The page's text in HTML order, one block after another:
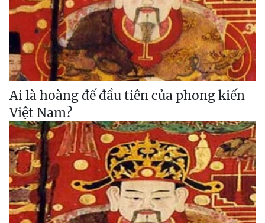
Ai là hoàng đế đầu tiên của phong kiến
Việt Nam?